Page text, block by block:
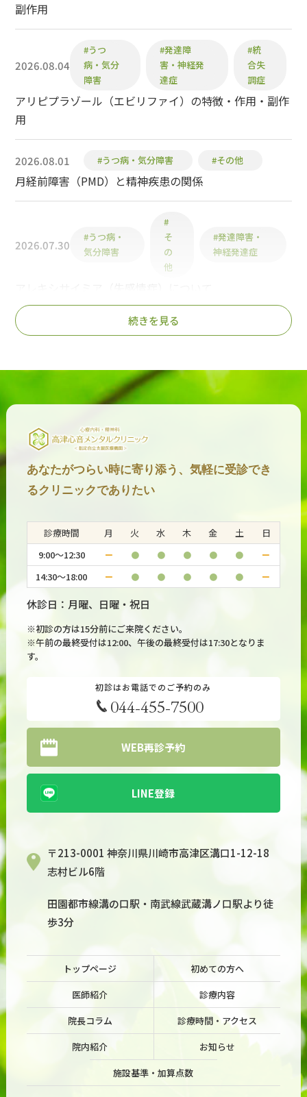
副作用
2026.08.04
#うつ
病・気分
障害
#発達障
害・神経発
達症
#統
合失
調症
アリピプラゾール（エビリファイ）の特徴・作用・副作
用
2026.08.01 #うつ病・気分障害 #その他
月経前障害（PMD）と精神疾患の関係
2026.07.30
#うつ病・
気分障害
#
そ
の
他
#発達障害・
神経発達症
2026.07.29 #うつ病・気分障害
#うつ病・気分
障害
#発達障害・神経発
達症
コンサータはうつ病に禁忌？
2026.07.21 #うつ病・気分障害
抗うつ薬はインプラントが失敗しやすくなる？
2026.07.20 #うつ病・気分障害
産後うつ病に有効な薬は何か？
2026.07.16 #うつ病・気分障害
アンヘドニアにプラミペキソールは効果がある？
続きを見る
あなたがつらい時に寄り添う、気軽に受診でき
るクリニックでありたい
診療時間 月 火 水 木 金 土
日
9:00～12:30
ー ● ● ● ● ● ー
14:30～18:00 ー ● ● ● ● ● ー
休診日：月曜、日曜・祝日
※初診の方は15分前にご来院ください。
※午前の最終受付は12:00、午後の最終受付は17:30となりま
す。
初診はお電話でのご予約のみ
044-455-7500
WEB再診予約
LINE登録
〒213-0001 神奈川県川崎市高津区溝口1-12-18
志村ビル6階
田園都市線溝の口駅・南武線武蔵溝ノ口駅より徒
歩3分
トップページ
初めての方へ
医師紹介
診療内容
院長コラム
診療時間・アクセス
院内紹介
お知らせ
施設基準・加算点数